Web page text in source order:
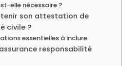
elle nécessaire ?
son attestation de
civile ?
essentielles à inclure
responsabilité